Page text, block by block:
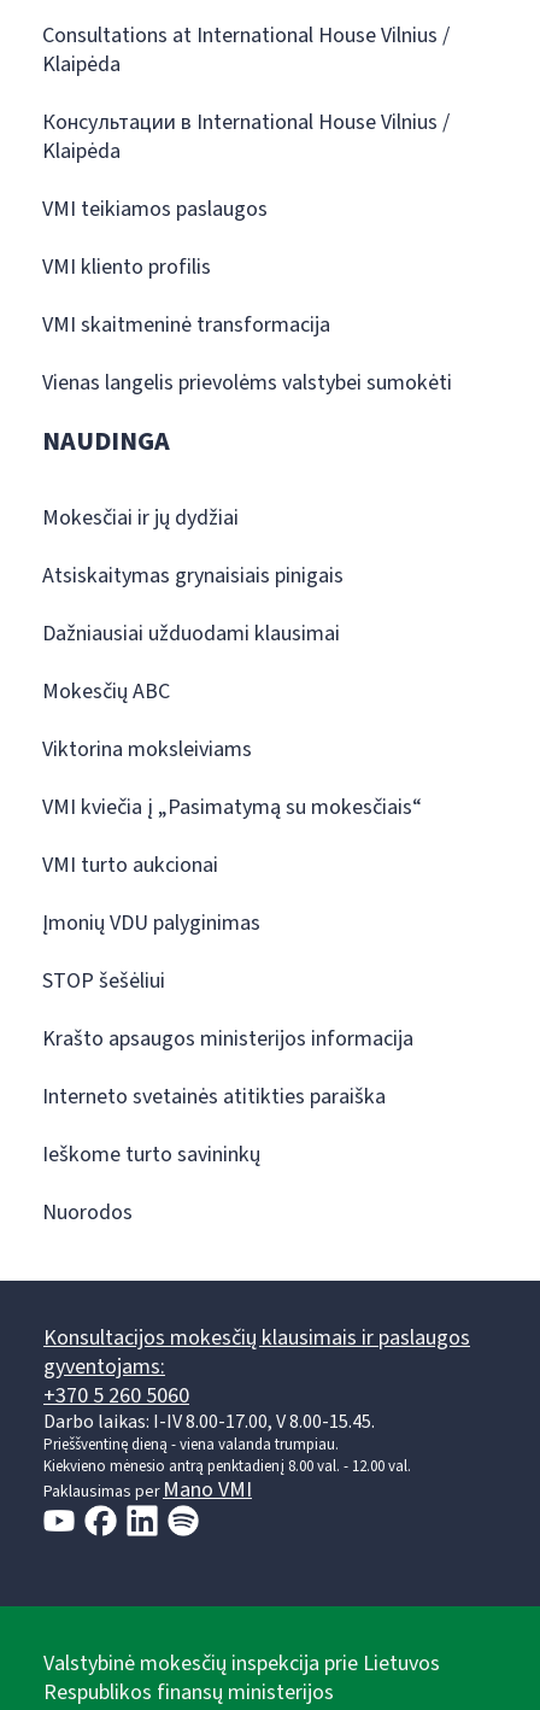
Consultations at International House Vilnius /
Klaipėda
Консультации в International House Vilnius /
Klaipėda
VMI teikiamos paslaugos
VMI kliento profilis
VMI skaitmeninė transformacija
Vienas langelis prievolėms valstybei sumokėti
NAUDINGA
Mokesčiai ir jų dydžiai
Atsiskaitymas grynaisiais pinigais
Dažniausiai užduodami klausimai
Mokesčių ABC
Viktorina moksleiviams
VMI kviečia į „Pasimatymą su mokesčiais“
VMI turto aukcionai
Įmonių VDU palyginimas
STOP šešėliui
Krašto apsaugos ministerijos informacija
Interneto svetainės atitikties paraiška
Ieškome turto savininkų
Nuorodos
Konsultacijos mokesčių klausimais ir paslaugos
gyventojams:
+370 5 260 5060
Darbo laikas: I-IV 8.00-17.00, V 8.00-15.45.
Prieššventinę dieną - viena valanda trumpiau.
Kiekvieno mėnesio antrą penktadienį 8.00 val. - 12.00 val.
Paklausimas perMano VMI
Valstybinė mokesčių inspekcija prie Lietuvos
Respublikos finansų ministerijos